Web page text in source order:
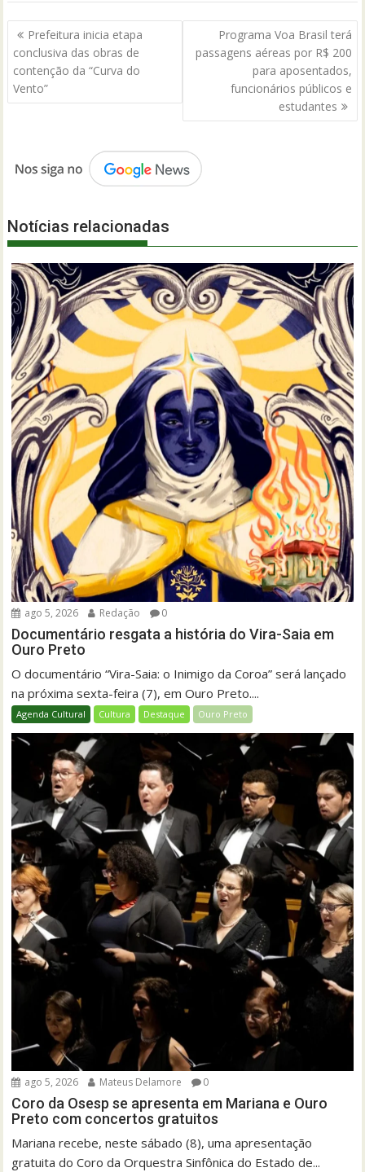
Navegação
de
Post
Prefeitura inicia etapa
conclusiva das obras de
contenção da “Curva do
Vento”
Programa Voa Brasil terá
passagens aéreas por R$ 200
para aposentados,
funcionários públicos e
estudantes
Notícias relacionadas
ago 5, 2026 Redação 0
Documentário resgata a história do Vira-Saia em
Ouro Preto
O documentário “Vira-Saia: o Inimigo da Coroa” será lançado
na próxima sexta-feira (7), em Ouro Preto....
Agenda Cultural Cultura Destaque Ouro Preto
ago 5, 2026 Mateus Delamore 0
Coro da Osesp se apresenta em Mariana e Ouro
Preto com concertos gratuitos
Mariana recebe, neste sábado (8), uma apresentação
gratuita do Coro da Orquestra Sinfônica do Estado de...